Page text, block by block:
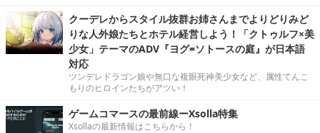
クーデレからスタイル抜群お姉さんまでよりどりみど
りな人外娘たちとホテル経営しよう！「クトゥルフ×美
少女」テーマのADV『ヨグ=ソトースの庭』が日本語
対応
ツンデレドラゴン娘や無口な複眼死神美少女など、属性てんこ
もりのヒロインたちがアツい！
ゲームコマースの最前線ーXsolla特集
Xsollaの最新情報はこちらから！